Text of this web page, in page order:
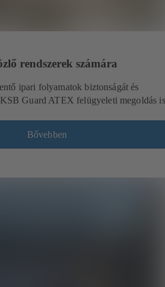
rendszerek számára
ipari folyamatok biztonságát és
Guard ATEX felügyeleti megoldás is
Bővebben